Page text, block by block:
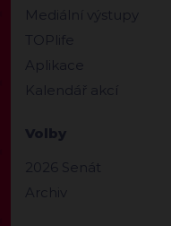
Mediální výstupy
TOPlife
Aplikace
Kalendář akcí
Volby
2026 Senát
Archiv